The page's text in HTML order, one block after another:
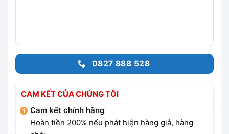
0827 888 528
CAM KẾT CỦA CHÚNG TÔI
Cam kết chính hãng
Hoàn tiền 200% nếu phát hiện hàng giả, hàng